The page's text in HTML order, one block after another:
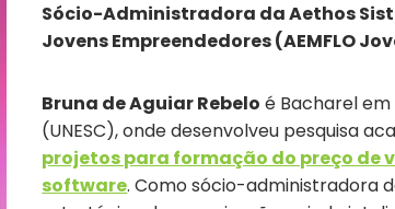
Sócio-Administradora da Aethos
Jovens Empreendedores (AEMFLO
Bruna de Aguiar Rebelo é Bacharel
(UNESC), onde desenvolveu pesquisa
projetos para formação do preço de
software. Como sócio-administradora